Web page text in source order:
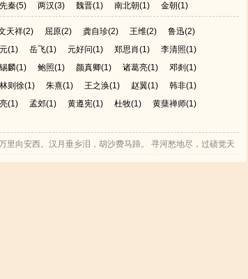
先秦(5) 两汉(3) 魏晋(1) 南北朝(1) 金朝(1)
天祥(2) 屈原(2) 龚自珍(2) 王维(2) 鲁迅(2)
(1) 岳飞(1) 元好问(1) 郑思肖(1) 李清照(1)
麟(1) 鲍照(1) 颜真卿(1) 诸葛亮(1) 邓剡(1)
林则徐(1) 朱熹(1) 王之涣(1) 赵翼(1) 韩非(1)
(1) 孟郊(1) 黄遵宪(1) 杜牧(1) 黄蘖禅师(1)
里向安西。汉月垂乡泪，胡沙费马蹄。 寻河愁地尽，过碛觉天